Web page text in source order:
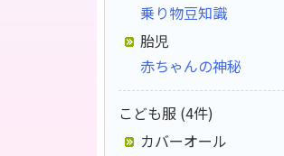
乗り物豆知識
胎児
赤ちゃんの神秘
こども服 (4件)
カバーオール